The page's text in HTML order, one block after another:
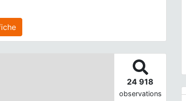
inférieur(s) agrégé(s) sur cette fiche
24 918
observations